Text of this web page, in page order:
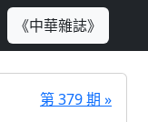
《中華雜誌》
第 379 期 »